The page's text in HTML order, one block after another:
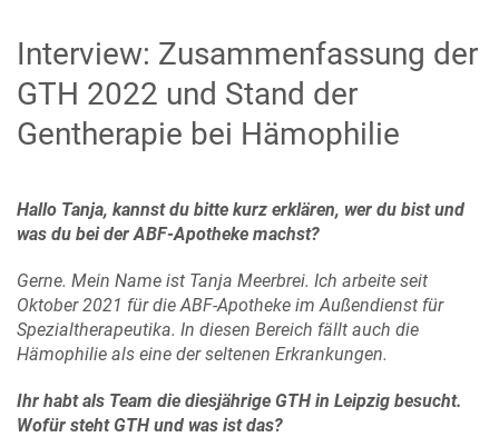
Interview: Zusammenfassung der
GTH 2022 und Stand der
Gentherapie bei Hämophilie
Hallo Tanja, kannst du bitte kurz erklären, wer du bist und
was du bei der ABF-Apotheke machst?
Gerne. Mein Name ist Tanja Meerbrei. Ich arbeite seit
Oktober 2021 für die ABF-Apotheke im Außendienst für
Spezialtherapeutika. In diesen Bereich fällt auch die
Hämophilie als eine der seltenen Erkrankungen.
Ihr habt als Team die diesjährige GTH in Leipzig besucht.
Wofür steht GTH und was ist das?